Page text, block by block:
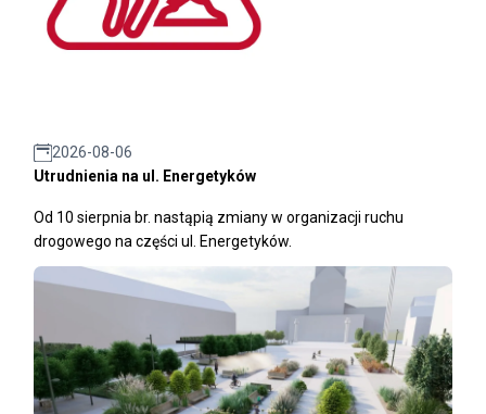
2026-08-06
Utrudnienia na ul. Energetyków
Od 10 sierpnia br. nastąpią zmiany w organizacji ruchu
drogowego na części ul. Energetyków.